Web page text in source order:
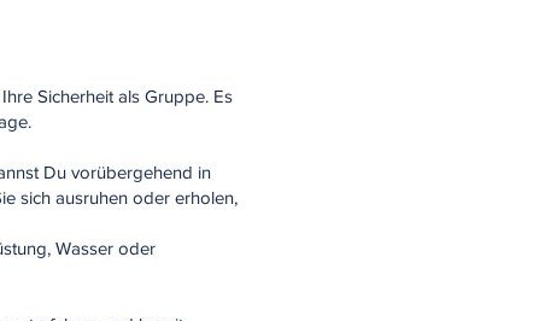
Sicherheit als Gruppe. Es
Du vorübergehend in
sich ausruhen oder erholen,
Wasser oder